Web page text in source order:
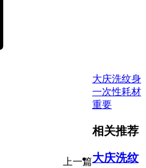
上一篇
大庆洗纹身
一次性耗材
重要
相关推荐
大庆洗纹